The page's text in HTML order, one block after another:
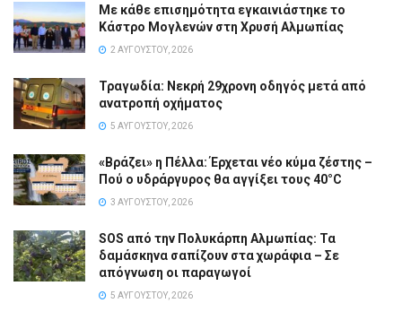
Με κάθε επισημότητα εγκαινιάστηκε το
Κάστρο Μογλενών στη Χρυσή Αλμωπίας
2 ΑΥΓΟΎΣΤΟΥ, 2026
Τραγωδία: Νεκρή 29χρονη οδηγός μετά από
ανατροπή οχήματος
5 ΑΥΓΟΎΣΤΟΥ, 2026
«Βράζει» η Πέλλα: Έρχεται νέο κύμα ζέστης –
Πού ο υδράργυρος θα αγγίξει τους 40°C
3 ΑΥΓΟΎΣΤΟΥ, 2026
SOS από την Πολυκάρπη Αλμωπίας: Τα
δαμάσκηνα σαπίζουν στα χωράφια – Σε
απόγνωση οι παραγωγοί
5 ΑΥΓΟΎΣΤΟΥ, 2026